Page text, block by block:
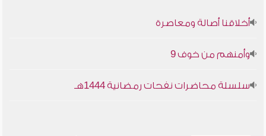
أخلاقنا أصالة ومعاصرة
وأمنهم من خوف 9
سلسلة محاضرات نفحات رمضانية 1444هـ